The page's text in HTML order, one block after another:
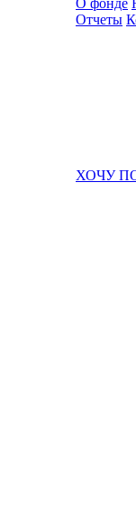
О фонде
Отчеты
ХОЧУ